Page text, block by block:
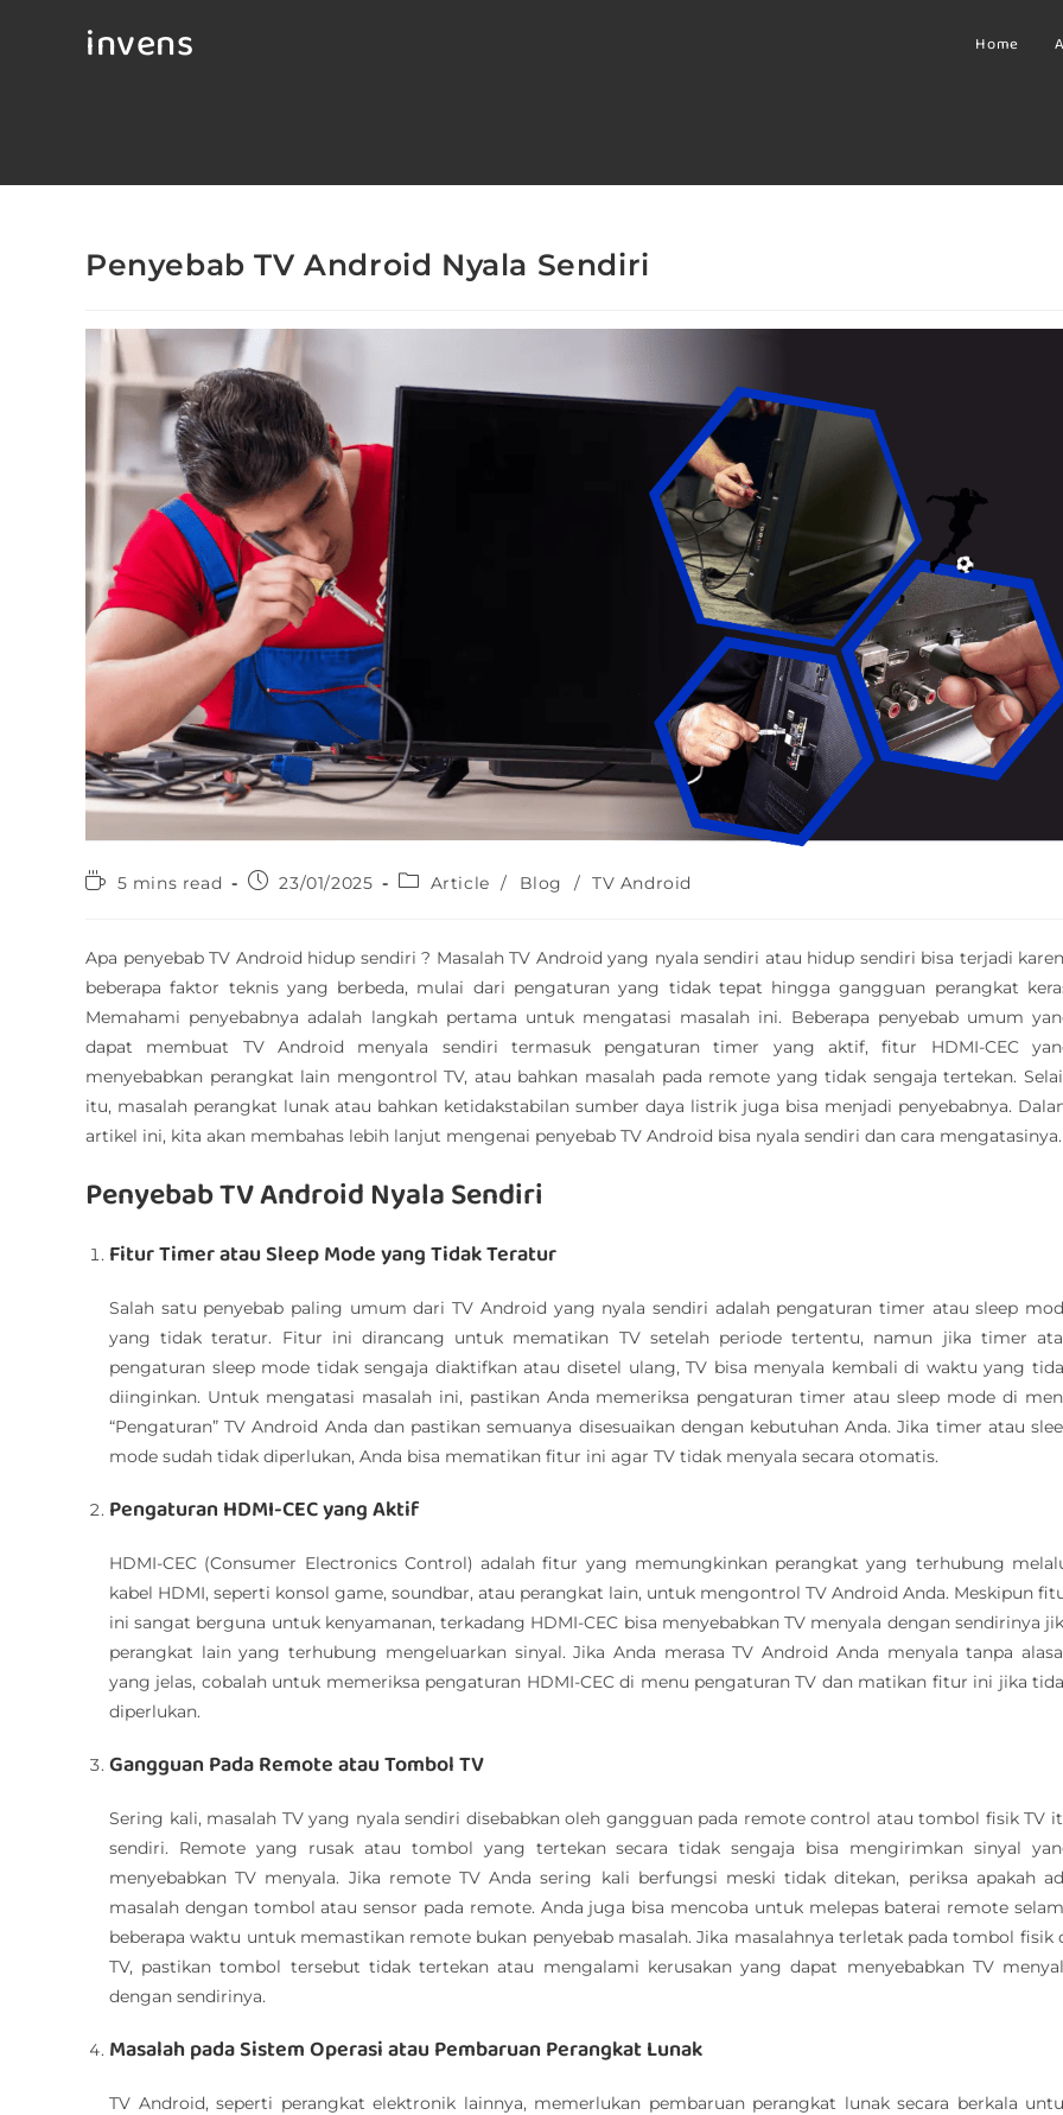
invens Home
Penyebab TV Android Nyala Sendiri
5 mins read 23/01/2025 Article / Blog / TV Android
Apa penyebab TV Android hidup sendiri ? Masalah TV Android yang nyala sendiri atau hidup sendiri bisa terjadi
beberapa faktor teknis yang berbeda, mulai dari pengaturan yang tidak tepat hingga gangguan perangkat
Memahami penyebabnya adalah langkah pertama untuk mengatasi masalah ini. Beberapa penyebab umum
dapat membuat TV Android menyala sendiri termasuk pengaturan timer yang aktif, fitur HDMI-CEC
menyebabkan perangkat lain mengontrol TV, atau bahkan masalah pada remote yang tidak sengaja tertekan.
itu, masalah perangkat lunak atau bahkan ketidakstabilan sumber daya listrik juga bisa menjadi penyebabnya.
artikel ini, kita akan membahas lebih lanjut mengenai penyebab TV Android bisa nyala sendiri dan cara mengatasinya.
Penyebab TV Android Nyala Sendiri
Fitur Timer atau Sleep Mode yang Tidak Teratur
Salah satu penyebab paling umum dari TV Android yang nyala sendiri adalah pengaturan timer atau sleep
yang tidak teratur. Fitur ini dirancang untuk mematikan TV setelah periode tertentu, namun jika timer
pengaturan sleep mode tidak sengaja diaktifkan atau disetel ulang, TV bisa menyala kembali di waktu yang
diinginkan. Untuk mengatasi masalah ini, pastikan Anda memeriksa pengaturan timer atau sleep mode di
“Pengaturan” TV Android Anda dan pastikan semuanya disesuaikan dengan kebutuhan Anda. Jika timer atau
mode sudah tidak diperlukan, Anda bisa mematikan fitur ini agar TV tidak menyala secara otomatis.
Pengaturan HDMI-CEC yang Aktif
HDMI-CEC (Consumer Electronics Control) adalah fitur yang memungkinkan perangkat yang terhubung
kabel HDMI, seperti konsol game, soundbar, atau perangkat lain, untuk mengontrol TV Android Anda. Meskipun
ini sangat berguna untuk kenyamanan, terkadang HDMI-CEC bisa menyebabkan TV menyala dengan sendirinya
perangkat lain yang terhubung mengeluarkan sinyal. Jika Anda merasa TV Android Anda menyala tanpa
yang jelas, cobalah untuk memeriksa pengaturan HDMI-CEC di menu pengaturan TV dan matikan fitur ini jika
diperlukan.
Gangguan Pada Remote atau Tombol TV
Sering kali, masalah TV yang nyala sendiri disebabkan oleh gangguan pada remote control atau tombol fisik TV
sendiri. Remote yang rusak atau tombol yang tertekan secara tidak sengaja bisa mengirimkan sinyal
menyebabkan TV menyala. Jika remote TV Anda sering kali berfungsi meski tidak ditekan, periksa apakah
masalah dengan tombol atau sensor pada remote. Anda juga bisa mencoba untuk melepas baterai remote
beberapa waktu untuk memastikan remote bukan penyebab masalah. Jika masalahnya terletak pada tombol fisik
TV, pastikan tombol tersebut tidak tertekan atau mengalami kerusakan yang dapat menyebabkan TV
dengan sendirinya.
Masalah pada Sistem Operasi atau Pembaruan Perangkat Lunak
TV Android, seperti perangkat elektronik lainnya, memerlukan pembaruan perangkat lunak secara berkala